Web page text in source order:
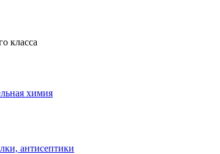
класса
химия
антисептики